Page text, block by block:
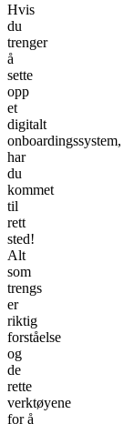
Hvis
du
trenger
å
sette
opp
et
digitalt
onboardingssystem,
har
du
kommet
til
rett
sted!
Alt
som
trengs
er
riktig
forståelse
og
de
rette
verktøyene
for å